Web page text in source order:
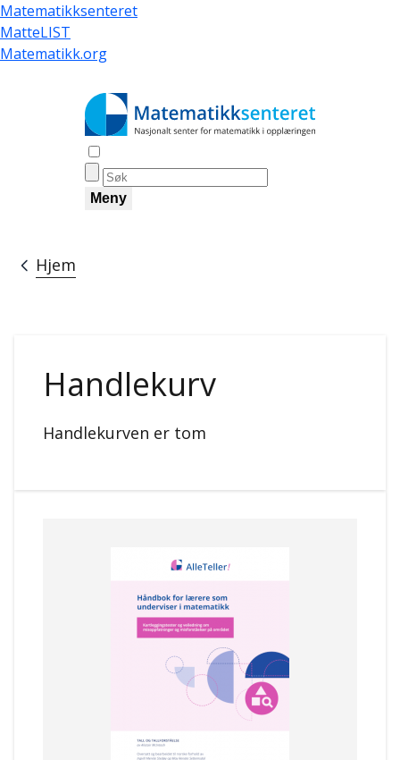
Hopp
til
hovedinnhold
Matematikksenteret
MatteLIST
Matematikk.org
Meny
Navigasjonssti
Hjem
Handlekurv
Handlekurven er tom